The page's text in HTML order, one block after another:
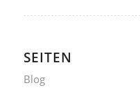
SEITEN
Blog